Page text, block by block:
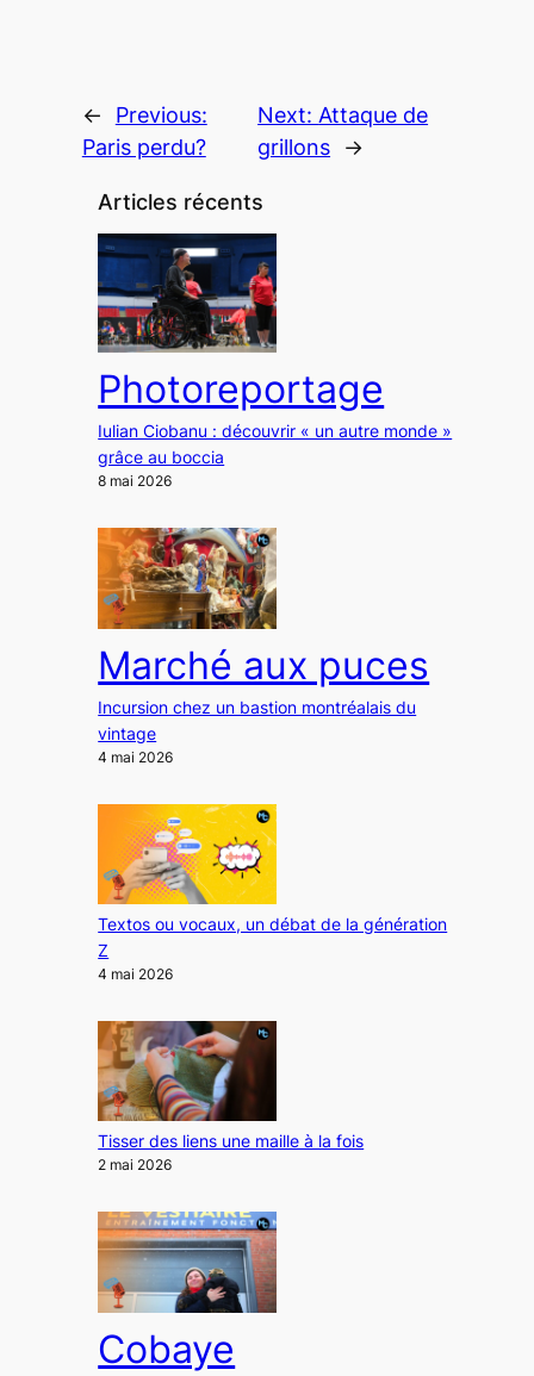
←
Previous:
Paris perdu?
Next: Attaque de
grillons
→
Articles récents
Photoreportage
Iulian Ciobanu : découvrir « un autre monde »
grâce au boccia
8 mai 2026
Marché aux puces
Incursion chez un bastion montréalais du
vintage
4 mai 2026
Textos ou vocaux, un débat de la génération
Z
4 mai 2026
Tisser des liens une maille à la fois
2 mai 2026
Cobaye